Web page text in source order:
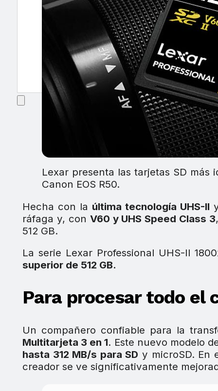
Lexar presenta las tarjetas SD
Canon EOS R50.
Hecha con la última tecnología UHS-II
ráfaga y, con V60 y UHS Speed Class 3
512 GB.
La serie Lexar Professional UHS-II
superior de 512 GB.
Para procesar todo el
Un compañero confiable para la
Multitarjeta 3 en 1. Este nuevo modelo
hasta 312 MB/s para SD y microSD. En
creador se ve significativamente